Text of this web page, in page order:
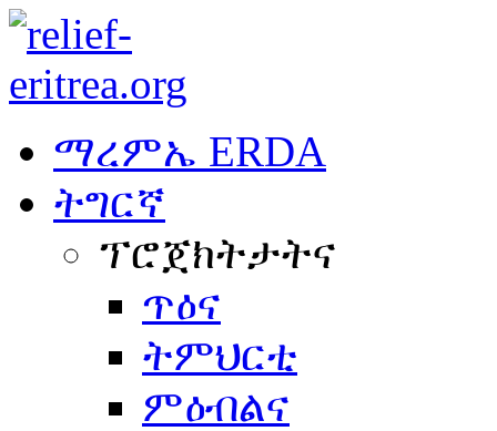
ማረምኤ ERDA
ትግርኛ
ፕሮጀክትታትና
ጥዕና
ትምህርቲ
ምዕብልና